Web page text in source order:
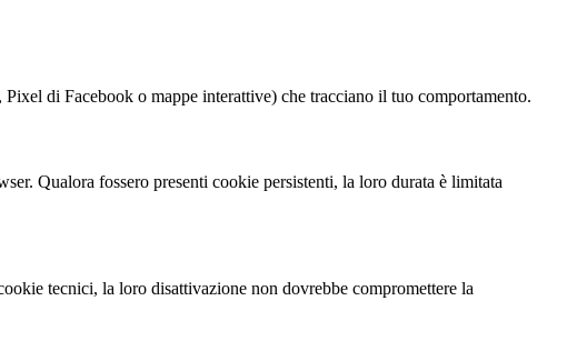
di Facebook o mappe interattive) che tracciano il tuo comportamento.
Qualora fossero presenti cookie persistenti, la loro durata è limitata
tecnici, la loro disattivazione non dovrebbe compromettere la